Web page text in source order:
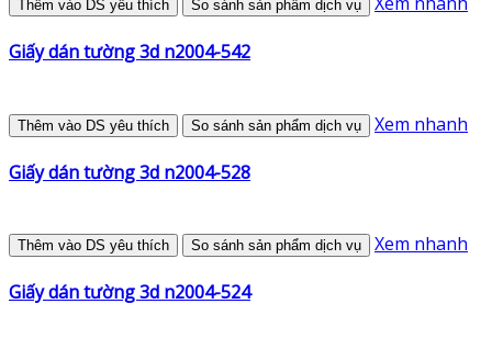
Thêm vào DS yêu thích So sánh sản phẩm dịch vụ
Giấy dán tường 3d n2004-542
Thêm vào DS yêu thích So sánh sản phẩm dịch vụ Xem nhanh
Giấy dán tường 3d n2004-528
Thêm vào DS yêu thích So sánh sản phẩm dịch vụ Xem nhanh
Giấy dán tường 3d n2004-524